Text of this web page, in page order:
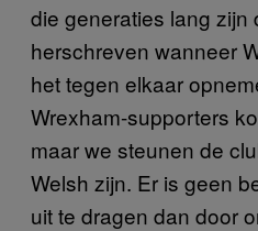
die generaties lang
herschreven wanneer
het tegen elkaar
Wrexham-supporters
maar we steunen de
Welsh zijn. Er is geen
uit te dragen dan door